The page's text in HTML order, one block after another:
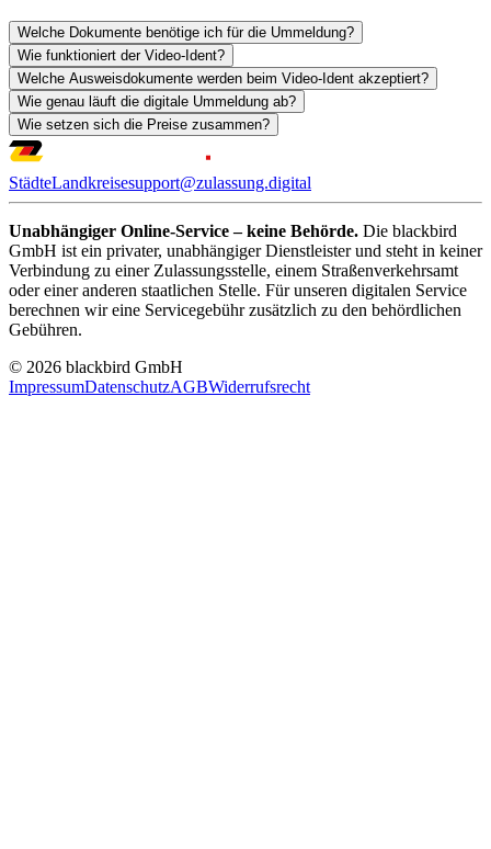
Welche Dokumente benötige ich für die Ummeldung?
Wie funktioniert der Video-Ident?
Welche Ausweisdokumente werden beim Video-Ident akzeptiert?
Wie genau läuft die digitale Ummeldung ab?
Wie setzen sich die Preise zusammen?
StädteLandkreisesupport@zulassung.digital
Unabhängiger Online-Service – keine Behörde. Die blackbird
GmbH ist ein privater, unabhängiger Dienstleister und steht in keiner
Verbindung zu einer Zulassungsstelle, einem Straßenverkehrsamt
oder einer anderen staatlichen Stelle. Für unseren digitalen Service
berechnen wir eine Servicegebühr zusätzlich zu den behördlichen
Gebühren.
© 2026 blackbird GmbH
ImpressumDatenschutzAGBWiderrufsrecht